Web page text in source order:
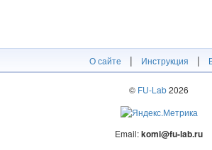
О сайте | Инструкция |
© FU-Lab2026
Email:komi@fu-lab.ru